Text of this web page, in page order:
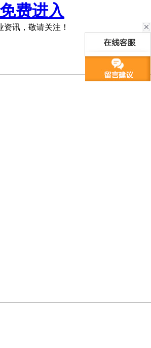
费进入
，敬请关注！